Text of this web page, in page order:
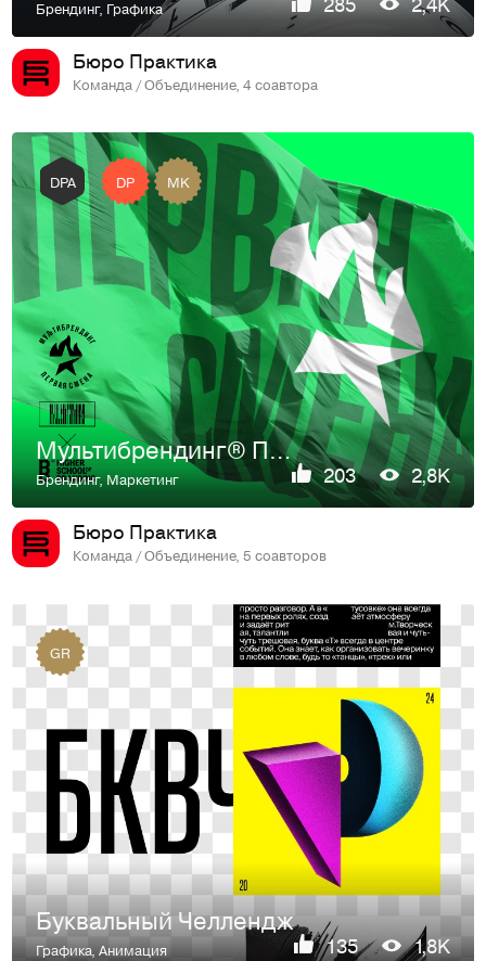
Брендинг, Графика
Бюро Практика
Команда / Объединение, 4 соавтора
DPA DP MK
Мультибрендинг® Первая Смена
Брендинг,Маркетинг 203 2,8K
Бюро Практика
Команда / Объединение, 5 соавторов
GR
Буквальный Челлендж
Графика,Анимация 135 1,8K